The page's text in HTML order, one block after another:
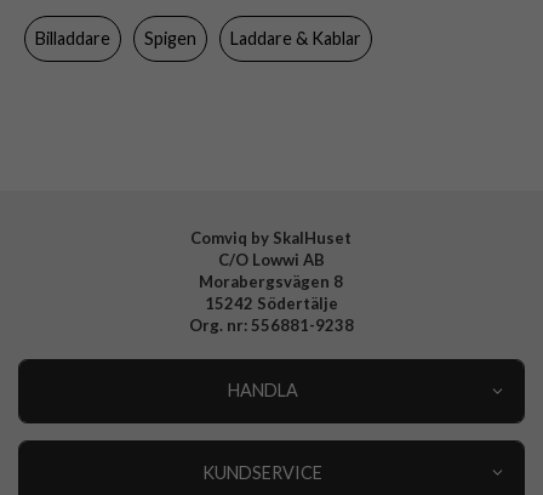
Material
Billaddare Spigen Laddare & Kablar
Comviq by SkalHuset
C/O Lowwi AB
Morabergsvägen 8
15242 Södertälje
Org. nr: 556881-9238
HANDLA
KUNDSERVICE